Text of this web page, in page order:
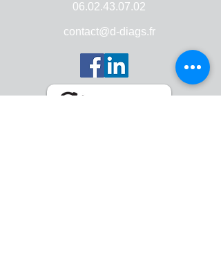
06.02.43.07.02
contact@d-diags.fr